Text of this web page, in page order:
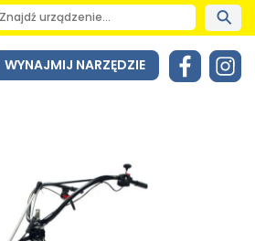
WYNAJMIJ NARZĘDZIE